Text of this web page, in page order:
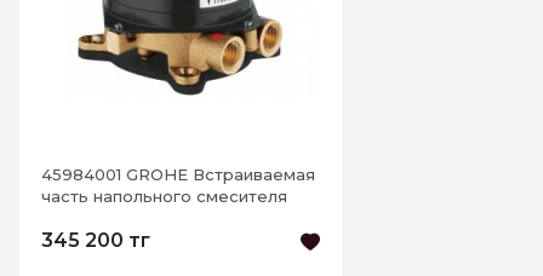
45984001 GROHE Встраиваемая
часть напольного смесителя
345 200 тг